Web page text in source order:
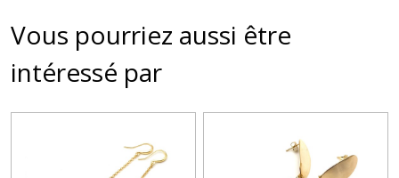
Vous pourriez aussi être
intéressé par